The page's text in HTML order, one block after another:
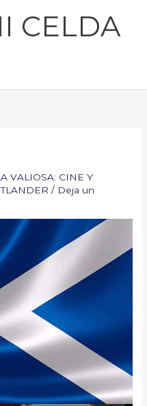
CELDA
VALIOSA: CINE Y
/ Deja un